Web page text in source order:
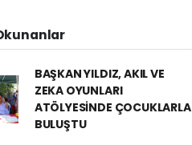
BAŞKAN YILDIZ, AKIL VE
ZEKA OYUNLARI
ATÖLYESİNDE ÇOCUKLARLA
BULUŞTU